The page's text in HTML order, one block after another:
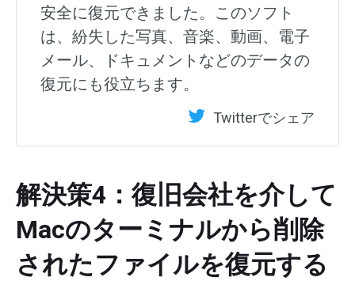
安全に復元できました。このソフト
は、紛失した写真、音楽、動画、電子
メール、ドキュメントなどのデータの
復元にも役立ちます。
Twitterでシェア
解決策4：復旧会社を介して
Macのターミナルから削除
されたファイルを復元する